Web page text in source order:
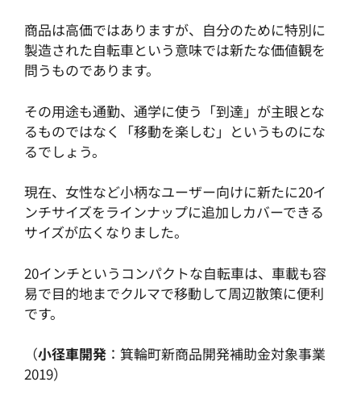
商品は高価ではありますが、自分のために特別に
製造された自転車という意味では新たな価値観を
問うものであります。
その用途も通勤、通学に使う「到達」が主眼とな
るものではなく「移動を楽しむ」というものにな
るでしょう。
現在、女性など小柄なユーザー向けに新たに20イ
ンチサイズをラインナップに追加しカバーできる
サイズが広くなりました。
20インチというコンパクトな自転車は、車載も容
易で目的地までクルマで移動して周辺散策に便利
です。
（小径車開発 ：箕輪町新商品開発補助金対象事業
2019）